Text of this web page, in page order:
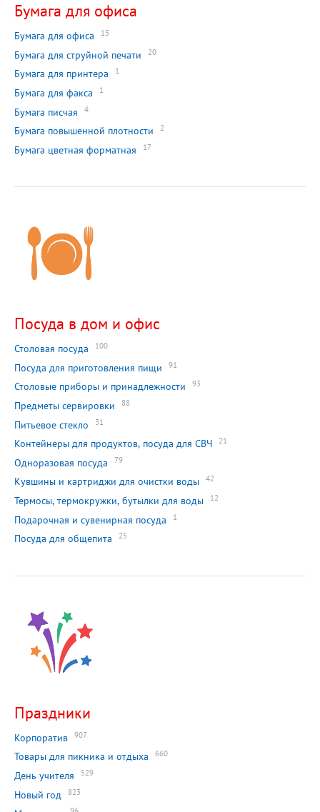
Бумага для офиса
Бумага для офиса 15
Бумага для струйной печати 20
Бумага для принтера 1
Бумага для факса 1
Бумага писчая 4
Бумага повышенной плотности 2
Бумага цветная форматная 17
Посуда в дом и офис
Столовая посуда 100
Посуда для приготовления пищи 91
Столовые приборы и принадлежности 93
Предметы сервировки 88
Питьевое стекло 31
Контейнеры для продуктов, посуда для СВЧ 21
Одноразовая посуда 79
Кувшины и картриджи для очистки воды 42
Термосы, термокружки, бутылки для воды 12
Подарочная и сувенирная посуда 1
Посуда для общепита 25
Праздники
Корпоратив 907
Товары для пикника и отдыха 660
День учителя 529
Новый год 823